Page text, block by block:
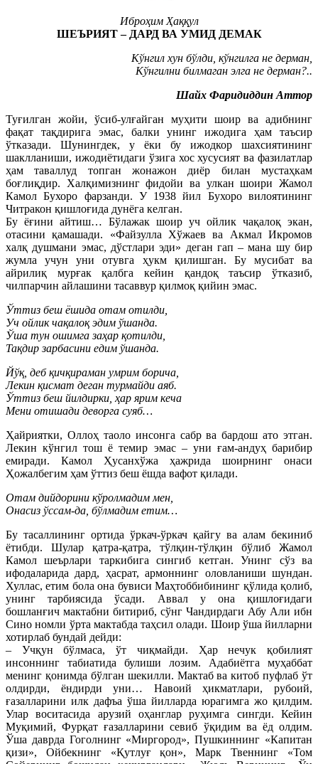
Иброҳим Ҳаққул
ШЕЪРИЯТ – ДАРД ВА УМИД ДЕМАК
Кўнгил хун бўлди, кўнгилга не дерман,
Кўнгилни билмаган элга не дерман?..
Шайх Фаридиддин Аттор
Туғилган жойи, ўсиб-улғайган муҳити шоир ва адибнинг
фақат тақдирига эмас, балки унинг ижодига ҳам таъсир
ўтказади. Шунингдек, у ёки бу ижодкор шахсиятининг
шаклланиши, ижодиётидаги ўзига хос хусусият ва фазилатлар
ҳам таваллуд топган жонажон диёр билан мустаҳкам
боғлиқдир. Халқимизнинг фидойи ва улкан шоири Жамол
Камол Бухоро фарзанди. У 1938 йил Бухоро вилоятининг
Читракон қишлоғида дунёга келган.
Бу ёғини айтиш… Бўлажак шоир уч ойлик чақалоқ экан,
отасини қамашади. «Файзулла Хўжаев ва Акмал Икромов
халқ душмани эмас, дўстлари эди» деган гап – мана шу бир
жумла учун уни отувга ҳукм қилишган. Бу мусибат ва
айрилиқ мурғак қалбга кейин қандоқ таъсир ўтказиб,
чилпарчин айлашини тасаввур қилмоқ қийин эмас.
Ўттиз беш ёшида отам отилди,
Уч ойлик чақалоқ эдим ўшанда.
Ўша тун ошимга заҳар қотилди,
Тақдир зарбасини едим ўшанда.
Йўқ, деб қичқираман умрим борича,
Лекин қисмат деган турмайди аяб.
Ўттиз беш йилдирки, ҳар ярим кеча
Мени отишади деворга суяб…
Ҳайриятки, Оллоҳ таоло инсонга сабр ва бардош ато этган.
Лекин кўнгил тош ё темир эмас – уни ғам-андуҳ барибир
емиради. Камол Ҳусанхўжа ҳажрида шоирнинг онаси
Ҳожалбегим ҳам ўттиз беш ёшда вафот қилади.
Отам дийдорини кўролмадим мен,
Онасиз ўссам-да, бўлмадим етим…
Бу тасаллининг ортида ўркач-ўркач қайгу ва алам бекиниб
ётибди. Шулар қатра-қатра, тўлқин-тўлқин бўлиб Жамол
Камол шеърлари таркибига сингиб кетган. Унинг сўз ва
ифодаларида дард, ҳасрат, армоннинг оловланиши шундан.
Хуллас, етим бола она бувиси Маҳтоббибининг қўлида қолиб,
унинг тарбиясида ўсади. Аввал у она қишлоғидаги
бошланғич мактабни битириб, сўнг Чандирдаги Абу Али ибн
Сино номли ўрта мактабда таҳсил олади. Шоир ўша йилларни
хотирлаб бундай дейди:
– Учқун бўлмаса, ўт чиқмайди. Ҳар нечук қобилият
инсоннинг табиатида булиши лозим. Адабиётга муҳаббат
менинг қонимда бўлган шекилли. Мактаб ва китоб пуфлаб ўт
олдирди, ёндирди уни… Навоий ҳикматлари, рубоий,
ғазалларини илк дафъа ўша йилларда юрагимга жо қилдим.
Улар воситасида арузий оҳанглар руҳимга сингди. Кейин
Муқимий, Фурқат ғазалларини севиб ўқидим ва ёд олдим.
Ўша даврда Гоголнинг «Миргород», Пушкиннинг «Капитан
қизи», Ойбекнинг «Қутлуғ қон», Марк Твеннинг «Том